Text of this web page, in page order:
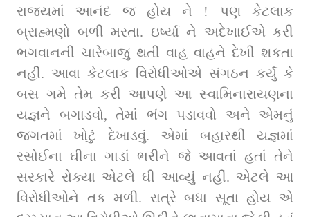
રાજ્યમાં આનંદ જ હોય ને ! પણ કેટલાક
બ્રાહ્મણો બળી મરતા. ઇર્ષ્યા ને અદેખાઈએ કરી
ભગવાનની ચારેબાજુ થતી વાહ વાહને દેખી શકતા
નહીં. આવા કેટલાક વિરોધીઓએ સંગઠન કર્યું કે
બસ ગમે તેમ કરી આપણે આ સ્વામિનારાયણના
યજ્ઞને બગાડવો, તેમાં ભંગ પડાવવો અને એમનું
જગતમાં ખોટું દેખાડવું. એમાં બહારથી યજ્ઞમાં
રસોઈના ઘીના ગાડાં ભરીને જે આવતાં હતાં તેને
સરકારે રોક્યા એટલે ઘી આવ્યું નહીં. એટલે આ
વિરોધીઓને તક મળી. રાત્રે બધા સૂતા હોય એ